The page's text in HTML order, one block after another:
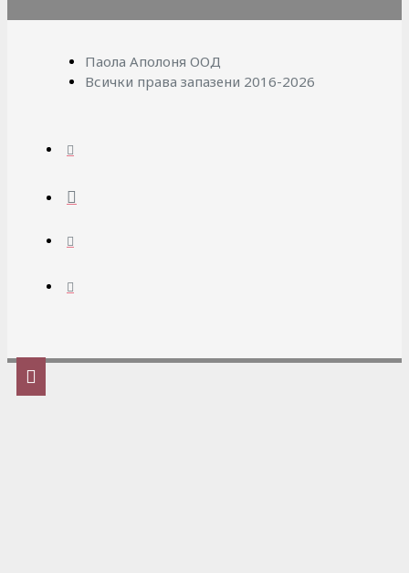
Паола Аполоня ООД
Всички права запазени 2016-2026